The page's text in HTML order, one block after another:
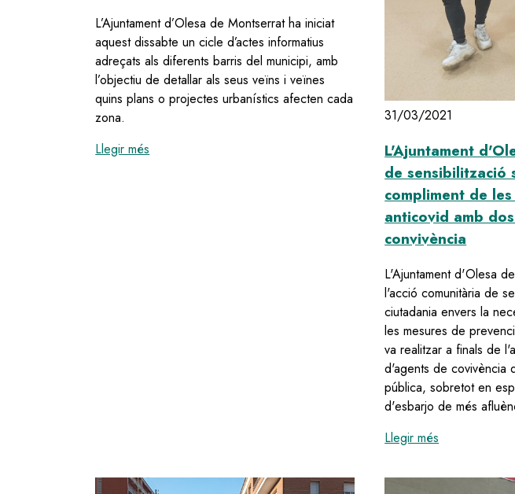
L’Ajuntament d’Olesa de Montserrat ha iniciat
aquest dissabte un cicle d’actes informatius
adreçats als diferents barris del municipi, amb
l’objectiu de detallar als seus veïns i veïnes
quins plans o projectes urbanístics afecten cada
zona.
Llegir més
L'Ajuntament inicia un cicle de sessions informatives sobre els
31/03/2021
L'Ajuntament
de sensibilització
compliment de
anticovid amb
convivència
L'Ajuntament d'Olesa
l'acció comunitària de
ciutadania envers la
les mesures de
va realitzar a finals de
d'agents de covivència
pública, sobretot en
d'esbarjo de més
Llegir més